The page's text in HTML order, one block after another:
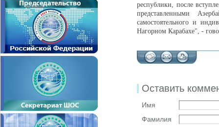
республики, после
представленными
самостоятельного и
Нагорном Карабахе", -
Оставить
Имя
Фамилия